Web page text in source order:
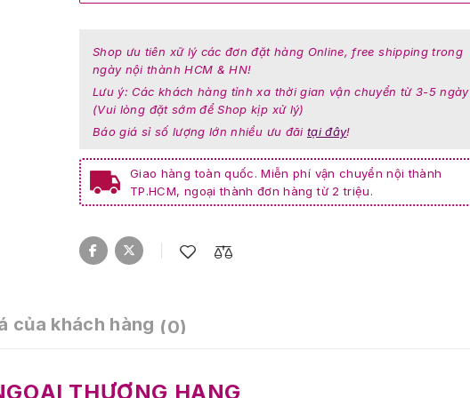
Shop ưu tiên xữ lý các đơn đặt hàng Online, free shipping trong
ngày nội thành HCM & HN!
Lưu ý: Các khách hàng tỉnh xa thời gian vận chuyển từ 3-5 ngày
(Vui lòng đặt sớm để Shop kịp xử lý)
Báo giá sỉ số lượng lớn nhiều ưu đãi tại đây!
Giao hàng toàn quốc. Miễn phí vận chuyển nội thành
TP.HCM, ngoại thành đơn hàng từ 2 triệu.
của khách hàng (0)
THƯỢNG HẠNG